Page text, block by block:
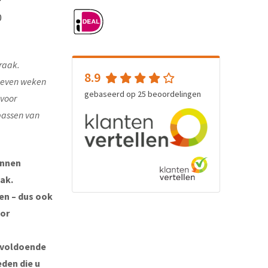
weken
van
– dus ook
die u
8.9
gebaseerd op 25 beoordelingen